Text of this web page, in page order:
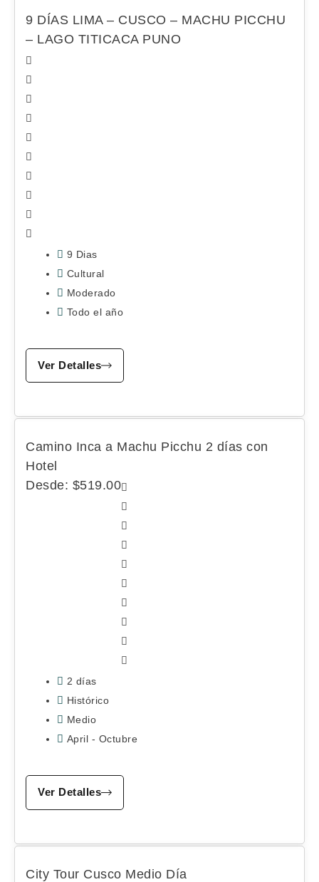
9 DÍAS LIMA – CUSCO – MACHU PICCHU
– LAGO TITICACA PUNO
9 Dias
Cultural
Moderado
Todo el año
Ver Detalles
Camino Inca a Machu Picchu 2 días con
Hotel
Desde: $519.00
2 días
Histórico
Medio
April - Octubre
Ver Detalles
City Tour Cusco Medio Día